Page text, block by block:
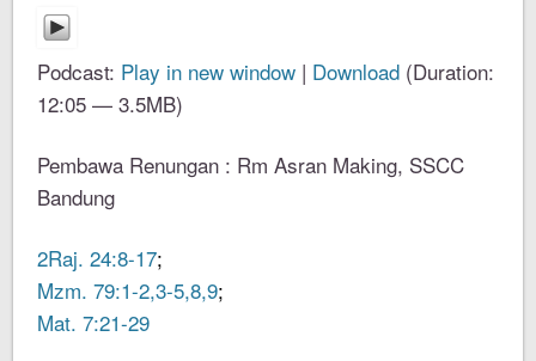
Podcast: Play in new window | Download (Duration:
12:05 — 3.5MB)
Pembawa Renungan : Rm Asran Making, SSCC
Bandung
2Raj. 24:8-17;
Mzm. 79:1-2,3-5,8,9;
Mat. 7:21-29